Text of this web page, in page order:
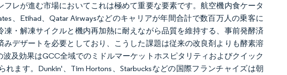
レが進む市場においてこれは極めて重要な要素です。航空機内食ケータ
、Etihad、Qatar Airwaysなどのキャリアが年間合計で数百万人の乗客に
・解凍サイクルと機内再加熱に耐えながら品質を維持する、事前発酵済
デザートを必要としており、こうした課題は従来の改良剤よりも酵素溶
及効果はGCC全域でのミドルマーケットホスピタリティおよびクイック
ます。Dunkin'、Tim Hortons、Starbucksなどの国際フランチャイズは朝